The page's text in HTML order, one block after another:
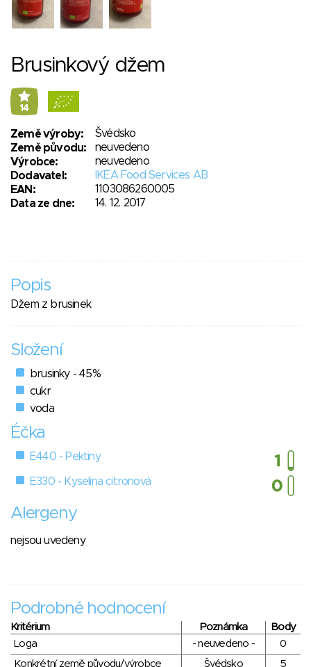
Brusinkový džem
14
Země výroby:
Švédsko
Země původu:
neuvedeno
Výrobce:
neuvedeno
Dodavatel:
IKEA Food Services AB
EAN:
1103086260005
Data ze dne:
14. 12. 2017
Popis
Džem z brusinek
Složení
brusinky - 45%
cukr
voda
Éčka
E440 - Pektiny
E330 - Kyselina citronová
Alergeny
nejsou uvedeny
Podrobné hodnocení
Kritérium Poznámka
Body
Loga
- neuvedeno -
0
Konkrétní země původu/výrobce
Švédsko
5